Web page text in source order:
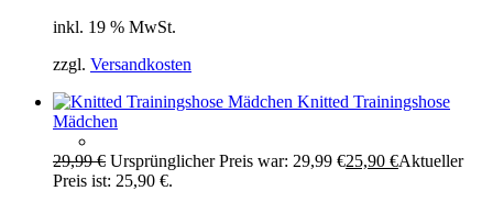
inkl. 19 % MwSt.
zzgl. Versandkosten
Knitted Trainingshose
Mädchen
29,99€ Ursprünglicher Preis war: 29,99 €25,90 €Aktueller
Preis ist: 25,90 €.